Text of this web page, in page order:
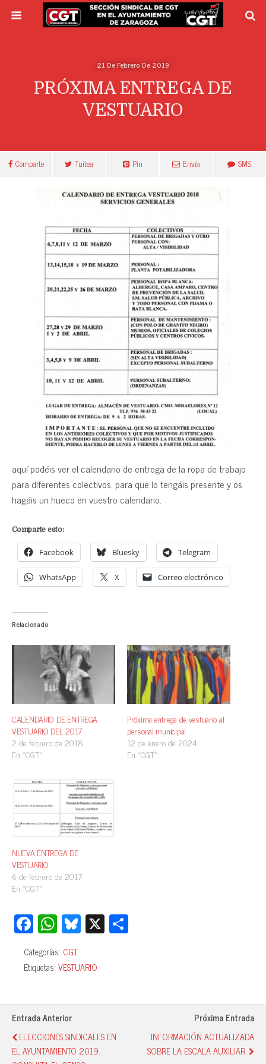
21 De Febrero De 2019
PRÓXIMA ENTREGA DE
VESTUARIO
Comparte Tuitea Pin Envía SMS
aquí podéis ver el calendario de entrega de la ropa de trabajo
para diferentes colectivos, para que lo tengáis presente y os
hagáis un hueco en vuestro calendario.
Comparte esto:
Facebook Bluesky Telegram
WhatsApp X Correo electrónico
Relacionado
CALENDARIO DE ENTREGA
VESTUARIO DEL 2017
2 de febrero de 2018
En «CGT»
Próxima entrega de vestuario al
personal municipal
12 de enero de 2024
En «CGT»
NUEVA ENTREGA DE
VESTUARIO
6 de febrero de 2017
En «CGT»
Fa
ce
bo
ok
W
ha
ts
A
pp
Bl
ue
sk
y
X
rti
Categorías: CGT
Etiquetas: VESTUARIO
Entrada Anterior
ELECCIONES SINDICALES EN
EL AYUNTAMIENTO 2019.
Próxima Entrada
INFORMACIÓN ACTUALIZADA
SOBRE LA ESCALA AUXILIAR.